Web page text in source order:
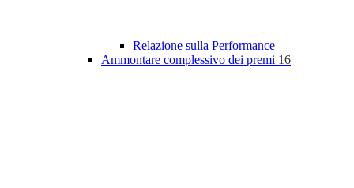
Relazione sulla Performance
Ammontare complessivo dei premi 16